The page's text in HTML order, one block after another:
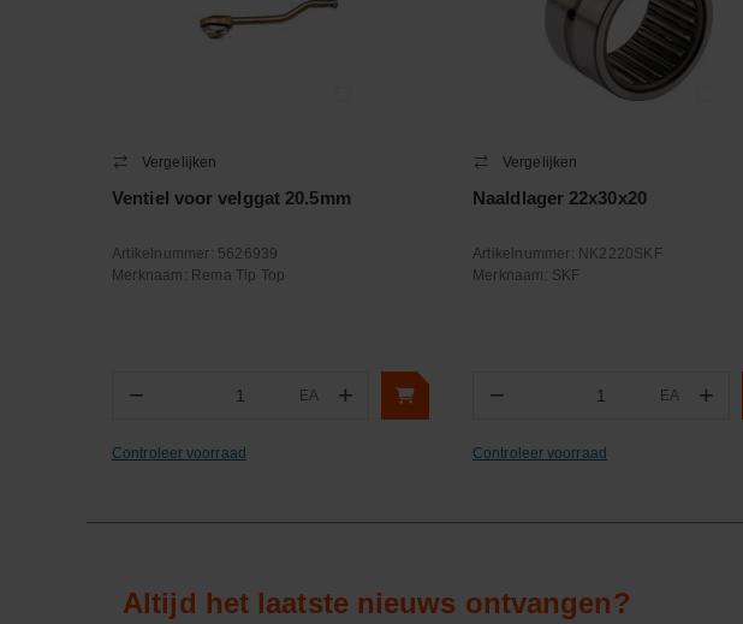
Vergelijken
Ventiel voor velggat 20.5mm
Artikelnummer: 5626939
Merknaam: Rema Tip Top
− EA +
Controleer voorraad
Vergelijken
Naaldlager 22x30x20
Artikelnummer: NK2220SKF
Merknaam: SKF
− EA +
Controleer voorraad
Altijd het laatste nieuws ontvangen?